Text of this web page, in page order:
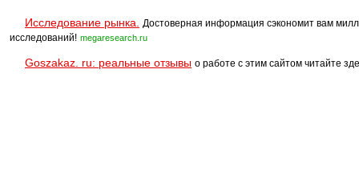
Исследование рынка.
Достоверная информация сэкономит вам
исследований! megaresearch.ru
Goszakaz. ru: реальные отзывы о работе с этим сайтом читайте